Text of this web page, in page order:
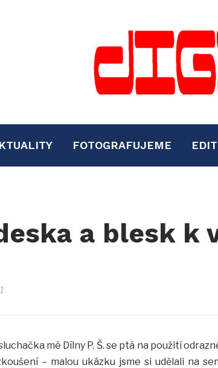
FOTOGRAFUJEME
a blesk k
mé Dílny P. Š. se ptá na použití
– malou ukázku jsme si udělali na